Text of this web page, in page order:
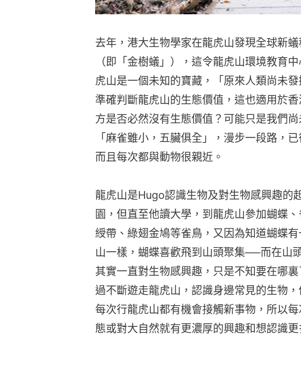
去年，港大生物學家在龍虎山發現全球新蟻
（即「金樹蟻」），這令龍虎山環境教育
虎山是一個未知的寶藏，「原來人類尚未
準確判斷龍虎山的生態價值，這也適用於
方是否必然沒有生態價值？可能只是我們
「麻雀雖小，五臟俱全」，漫步一段路，
而且每次都與動物很親近。
龍虎山是Hugo認識生物及對生物感興趣的
園，但直至他讀大學，到龍虎山參加蝴蝶
綬帶、綠翅金鳩等雀鳥，又因為知道蝴蝶
山一樣，蝴蝶喜歡飛到山頭聚集──而在山
其實一直對生物感興趣，只是不知要在哪
過不斷遊走龍虎山，認識身邊常見的生物
每次行龍虎山都有機會接觸新事物，所以
態或對大自然就有更濃厚的興趣和想認識更